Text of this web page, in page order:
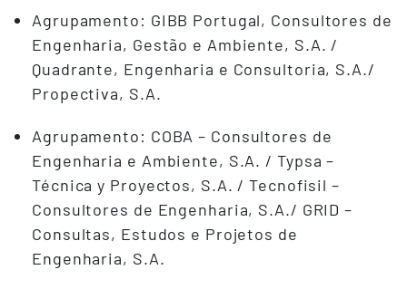
Agrupamento: GIBB Portugal, Consultores de
Engenharia, Gestão e Ambiente, S.A. /
Quadrante, Engenharia e Consultoria, S.A./
Propectiva, S.A.
Agrupamento: COBA – Consultores de
Engenharia e Ambiente, S.A. / Typsa –
Técnica y Proyectos, S.A. / Tecnofisil –
Consultores de Engenharia, S.A./ GRID –
Consultas, Estudos e Projetos de
Engenharia, S.A.